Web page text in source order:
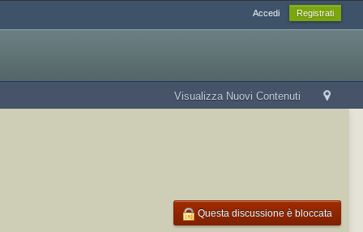
Accedi Registrati
Visualizza Nuovi Contenuti
Questa discussione è bloccata